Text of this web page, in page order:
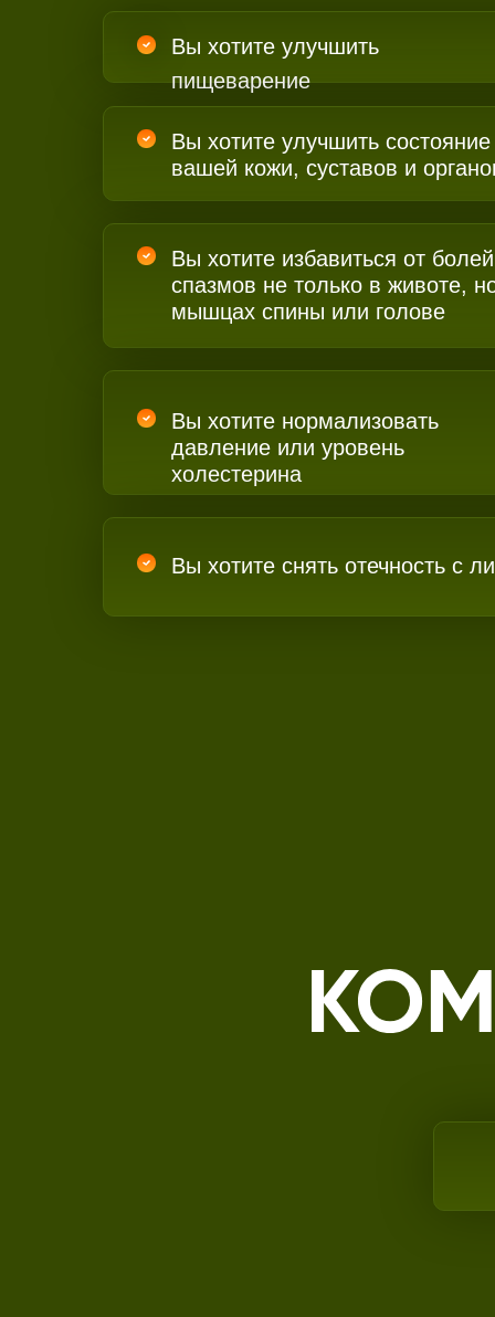
Вы хотите улучшить
пищеварение
Вы хотите улучшить состояние
вашей кожи, суставов и
Вы хотите избавиться от
спазмов не только в животе,
мышцах спины или голове
Вы хотите нормализовать
давление или уровень
холестерина
Вы хотите снять отечность с